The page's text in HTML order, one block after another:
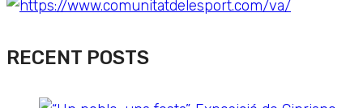
RECENT POSTS